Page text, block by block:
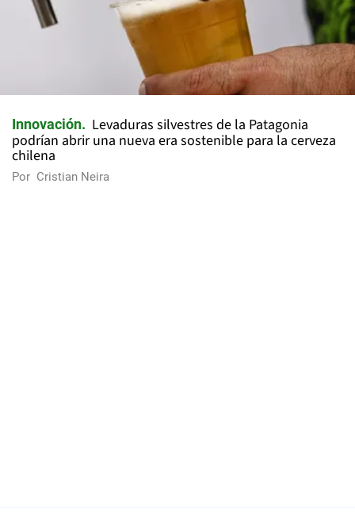
Innovación
Levaduras silvestres de la Patagonia
podrían abrir una nueva era sostenible para la cerveza
chilena
Por Cristian Neira